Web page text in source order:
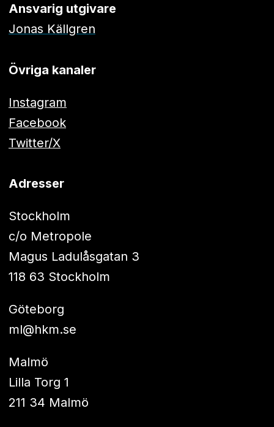
Ansvarig utgivare
Jonas Källgren
Övriga kanaler
Instagram
Facebook
Twitter/X
Adresser
Stockholm
c/o Metropole
Magus Ladulåsgatan 3
118 63 Stockholm
Göteborg
ml@hkm.se
Malmö
Lilla Torg 1
211 34 Malmö